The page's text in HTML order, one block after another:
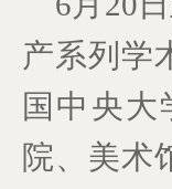
产系列学
国中央
院、美术